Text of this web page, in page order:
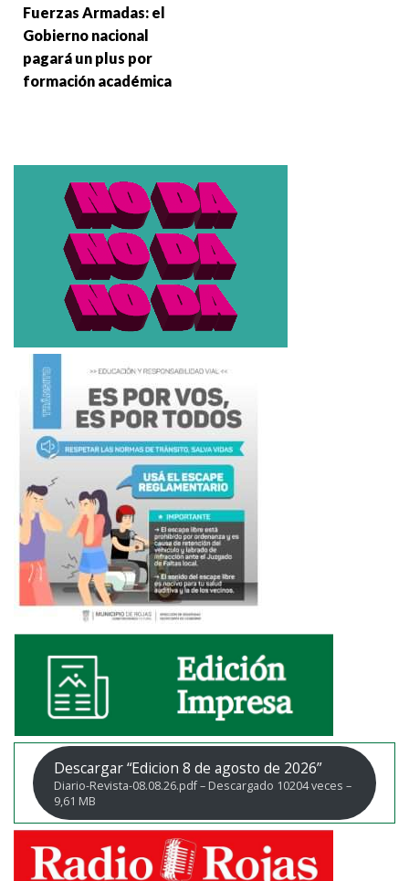
Fuerzas Armadas: el
Gobierno nacional
pagará un plus por
formación académica
Descargar “Edicion 8 de agosto de 2026”
Diario-Revista-08.08.26.pdf – Descargado 10204 veces –
9,61 MB